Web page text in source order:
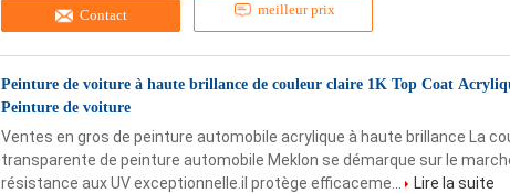
Contact meilleur prix
Peinture de voiture à haute brillance de couleur claire 1K Top Coat
Peinture de voiture
Ventes en gros de peinture automobile acrylique à haute brillance La
transparente de peinture automobile Meklon se démarque sur le
résistance aux UV exceptionnelle.il protège efficaceme...
Lire la suite